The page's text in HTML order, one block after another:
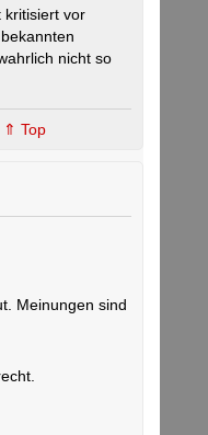
kritisiert vor
nicht so
⇑ Top
Meinungen sind